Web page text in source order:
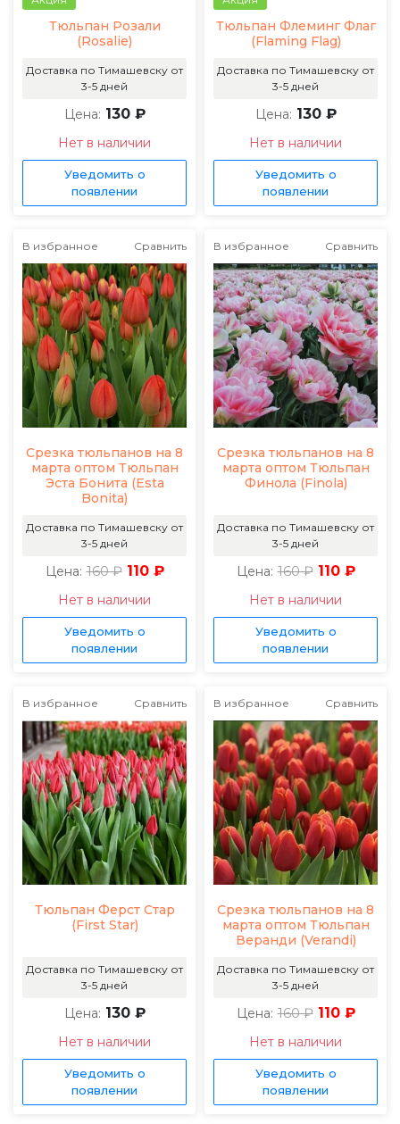
Тюльпан Розали
(Rosalie)
Доставка по Тимашевску от
3-5 дней
Цена: 130 ₽
Нет в наличии
Уведомить о
появлении
Тюльпан Флеминг Флаг
(Flaming Flag)
Доставка по Тимашевску от
3-5 дней
Цена: 130 ₽
Нет в наличии
Уведомить о
появлении
В избранное Сравнить
Срезка тюльпанов на 8
марта оптом Тюльпан
Эста Бонита (Esta
Bonita)
Доставка по Тимашевску от
3-5 дней
Цена: 160 ₽ 110 ₽
Нет в наличии
Уведомить о
появлении
В избранное Сравнить
Срезка тюльпанов на 8
марта оптом Тюльпан
Финола (Finola)
Доставка по Тимашевску от
3-5 дней
Цена: 160 ₽ 110 ₽
Нет в наличии
Уведомить о
появлении
В избранное Сравнить
Тюльпан Ферст Стар
(First Star)
Доставка по Тимашевску от
3-5 дней
Цена: 130 ₽
Нет в наличии
Уведомить о
появлении
В избранное Сравнить
Срезка тюльпанов на 8
марта оптом Тюльпан
Веранди (Verandi)
Доставка по Тимашевску от
3-5 дней
Цена: 160 ₽ 110 ₽
Нет в наличии
Уведомить о
появлении